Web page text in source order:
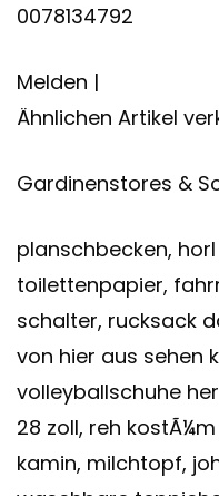
0078134792
Melden |
Ähnlichen Artikel
Gardinenstores &
planschbecken,
toilettenpapier,
schalter, rucksack
von hier aus sehen
volleyballschuhe
28 zoll, reh
kamin, milchtopf,